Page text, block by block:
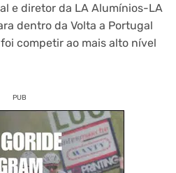
e diretor da LA Alumínios-LA
dentro da Volta a Portugal
competir ao mais alto nível
PUB